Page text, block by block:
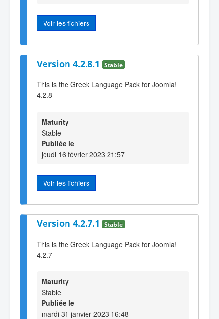
Voir les fichiers
Version 4.2.8.1 Stable
This is the Greek Language Pack for Joomla!
4.2.8
Maturity
Stable
Publiée le
jeudi 16 février 2023 21:57
Voir les fichiers
Version 4.2.7.1 Stable
This is the Greek Language Pack for Joomla!
4.2.7
Maturity
Stable
Publiée le
mardi 31 janvier 2023 16:48